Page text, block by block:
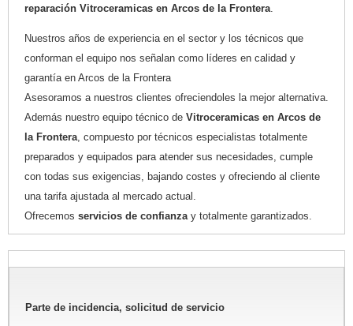
reparación Vitroceramicas en Arcos de la Frontera.
Nuestros años de experiencia en el sector y los técnicos que
conforman el equipo nos señalan como líderes en calidad y
garantía en Arcos de la Frontera
Asesoramos a nuestros clientes ofreciendoles la mejor alternativa.
Además nuestro equipo técnico de Vitroceramicas en Arcos de
la Frontera, compuesto por técnicos especialistas totalmente
preparados y equipados para atender sus necesidades, cumple
con todas sus exigencias, bajando costes y ofreciendo al cliente
una tarifa ajustada al mercado actual.
Ofrecemos servicios de confianzay totalmente garantizados.
Parte de incidencia, solicitud de servicio